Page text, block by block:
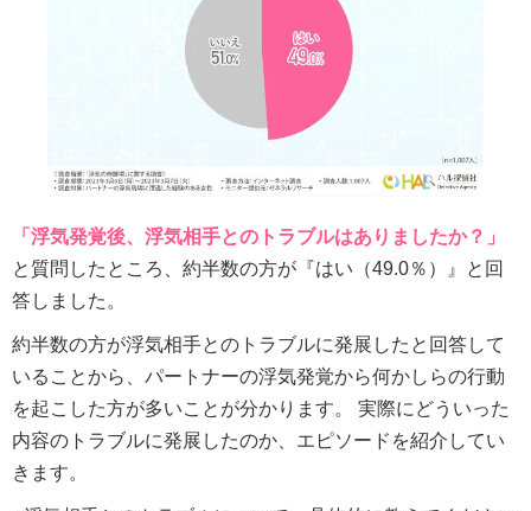
「浮気発覚後、浮気相手とのトラブルはありましたか？」
と質問したところ、約半数の方が『はい（49.0％）』と回
答しました。
約半数の方が浮気相手とのトラブルに発展したと回答して
いることから、パートナーの浮気発覚から何かしらの行動
を起こした方が多いことが分かります。 実際にどういった
内容のトラブルに発展したのか、エピソードを紹介してい
きます。